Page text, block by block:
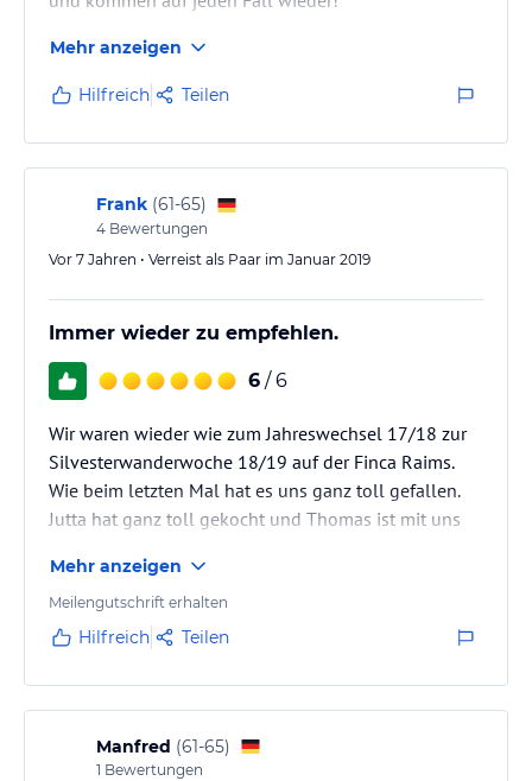
Mehr anzeigen
Hilfreich Teilen
Frank (61-65)
4 Bewertungen
Vor 7 Jahren • Verreist als Paar im Januar 2019
Immer wieder zu empfehlen.
6 / 6
Wir waren wieder wie zum Jahreswechsel 17/18 zur
Silvesterwanderwoche 18/19 auf der Finca Raims.
Wie beim letzten Mal hat es uns ganz toll gefallen.
Jutta hat ganz toll gekocht und Thomas ist mit uns
Mehr anzeigen
Meilengutschrift erhalten
Hilfreich Teilen
Manfred (61-65)
1 Bewertungen